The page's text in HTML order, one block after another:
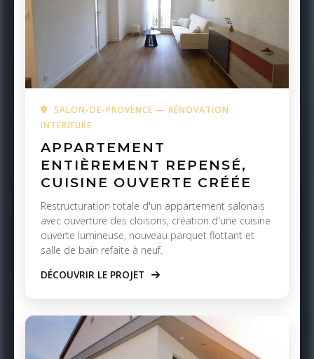
SALON-DE-PROVENCE — RÉNOVATION
INTÉRIEURE
APPARTEMENT
ENTIÈREMENT REPENSÉ,
CUISINE OUVERTE CRÉÉE
Restructuration totale d'un appartement salonais
avec ouverture des cloisons, création d'une cuisine
ouverte lumineuse, nouveau parquet flottant et
salle de bain refaite à neuf.
DÉCOUVRIR LE PROJET